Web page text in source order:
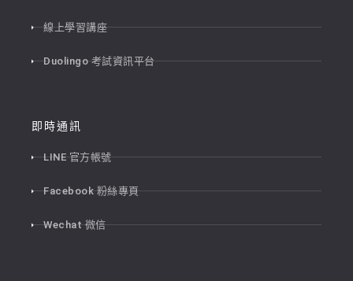
線上學習講座
Duolingo 考試資訊平台
即時通訊
LINE 官方帳號
Facebook 粉絲專頁
Wechat 微信